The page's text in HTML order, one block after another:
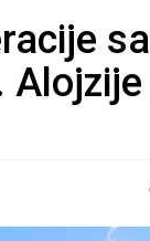
Alojzije